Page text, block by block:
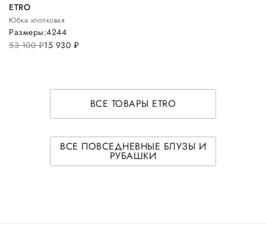
ETRO
Юбка хлопковая
53 100руб.15 930 руб.
Размеры:4244
ВСЕ ТОВАРЫ ETRO
ВСЕ ПОВСЕДНЕВНЫЕ БЛУЗЫ И
РУБАШКИ